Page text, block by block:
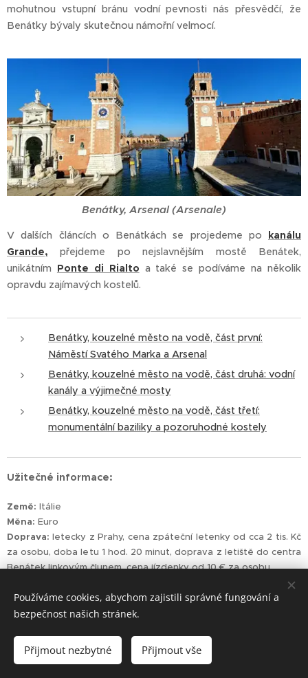
mohutnou vstupní bránu vodní pevnosti nás přesvědčí, že
Benátky bývaly skutečnou námořní velmocí.
Benátky, Arsenal (Arsenale)
V dalších článcích o Benátkách se projedeme po kanálu
Grande, přejdeme po nejslavnějším mostě Benátek,
unikátním Ponte di Rialto a také se podíváme na několik
opravdu zajímavých kostelů.
Benátky, kouzelné město na vodě, část první:
Náměstí Svatého Marka a Arsenal
Benátky, kouzelné město na vodě, část druhá: vodní
kanály a výjimečné mosty
Benátky, kouzelné město na vodě, část třetí:
monumentální baziliky a pozoruhodné kostely
Užitečné informace:
Země: Itálie
Měna: Euro
Doprava: letecky z Prahy, cena zpáteční letenky od cca 2 tis. Kč
za osobu, doba letu 1 hod. 20 minut, doprava z letiště do centra
Benátek linkovým člunem, cena jízdenky od 10 € za osobu
vaporetta, prodej lístků u každé
zastávky, cena 60 minutového lístku 6,50 € za osobu, v
zakoupeném časovém intervalu lze použít opakovaně; cena
12 až 72 hodinové lístky)
Ubytování:nemáte-li zájem navštěvovat také další ostrovy
Používáme cookies, abychom zajistili správné fungování a
bezpečnost našich stránek.
Přijmout nezbytné Přijmout vše